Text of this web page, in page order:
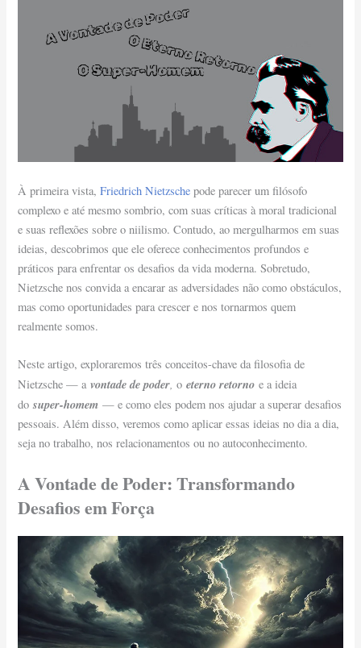
À primeira vista,Friedrich Nietzsche pode parecer um filósofo
complexo e até mesmo sombrio, com suas críticas à moral tradicional
e suas reflexões sobre o niilismo. Contudo, ao mergulharmos em suas
ideias, descobrimos que ele oferece conhecimentos profundos e
práticos para enfrentar os desafios da vida moderna. Sobretudo,
Nietzsche nos convida a encarar as adversidades não como obstáculos,
mas como oportunidades para crescer e nos tornarmos quem
realmente somos.
Neste artigo, exploraremos três conceitos-chave da filosofia de
Nietzsche — avontade de poder, oeterno retorno e a ideia
dosuper-homem — e como eles podem nos ajudar a superar desafios
pessoais. Além disso, veremos como aplicar essas ideias no dia a dia,
seja no trabalho, nos relacionamentos ou no autoconhecimento.
A Vontade de Poder: Transformando
Desafios em Força